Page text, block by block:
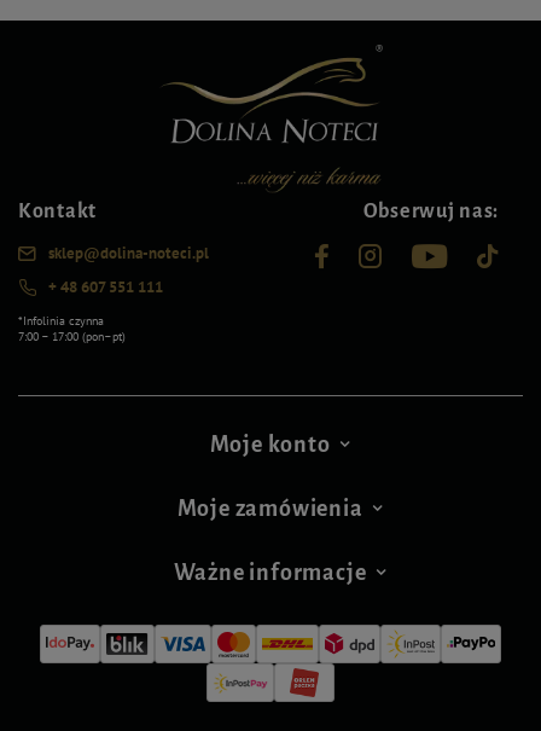
Kontakt
sklep@dolina-noteci.pl
+ 48 607 551 111
*Infolinia czynna
7:00 – 17:00 (pon–pt)
Obserwuj nas:
Moje konto
Moje zamówienia
Ważne informacje